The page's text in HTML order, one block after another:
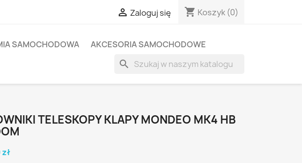
 Zaloguj się shopping_cart Koszyk (0)
SAMOCHODOWA AKCESORIA SAMOCHODOWE
search
TELESKOPY KLAPY MONDEO MK4 HB